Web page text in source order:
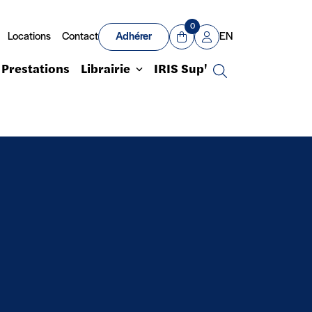
Locations Contact Adhérer
Panier
0
Mon compte
EN
Prestations Librairie IRIS Sup'
Recherche